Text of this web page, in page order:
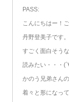
PASS:
こんにちはー！
丹野登美子です。
すごく面白そう
読みたい・・・
かのう兄弟さん
着々と形になっ